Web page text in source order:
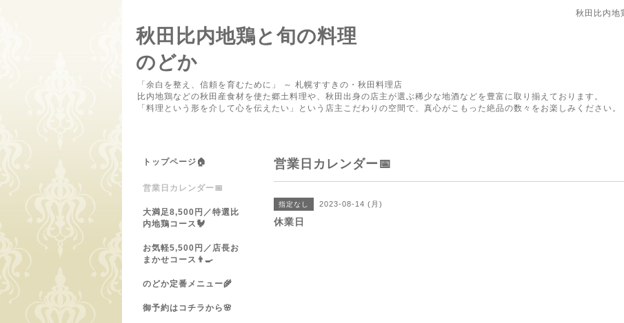
秋田比内地
秋田比内地鶏と旬の料理
のどか
「余白を整え、信頼を育むために」 ～ 札幌すすきの・秋田料理店
比内地鶏などの秋田産食材を使た郷土料理や、秋田出身の店主が選ぶ稀少な地酒などを豊富に取り揃えております。
「料理という形を介して心を伝えたい」という店主こだわりの空間で、真心がこもった絶品の数々をお楽しみください。
営業日カレンダー📅
指定なし 2023-08-14 (月)
休業日
トップページ🏠
営業日カレンダー📅
大満足8,500円／特選比
内地鶏コース🐓
お気軽5,500円／店長お
まかせコース👨‍🍳
のどか定番メニュー🌾
御予約はコチラから🌸